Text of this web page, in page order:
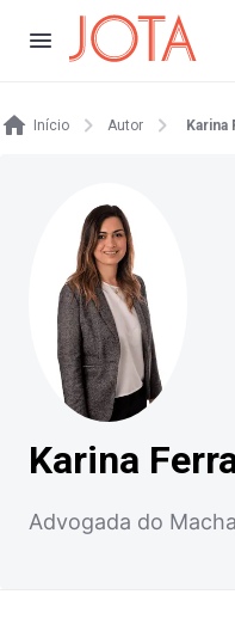
Início Autor Karina
Karina
Advogada do